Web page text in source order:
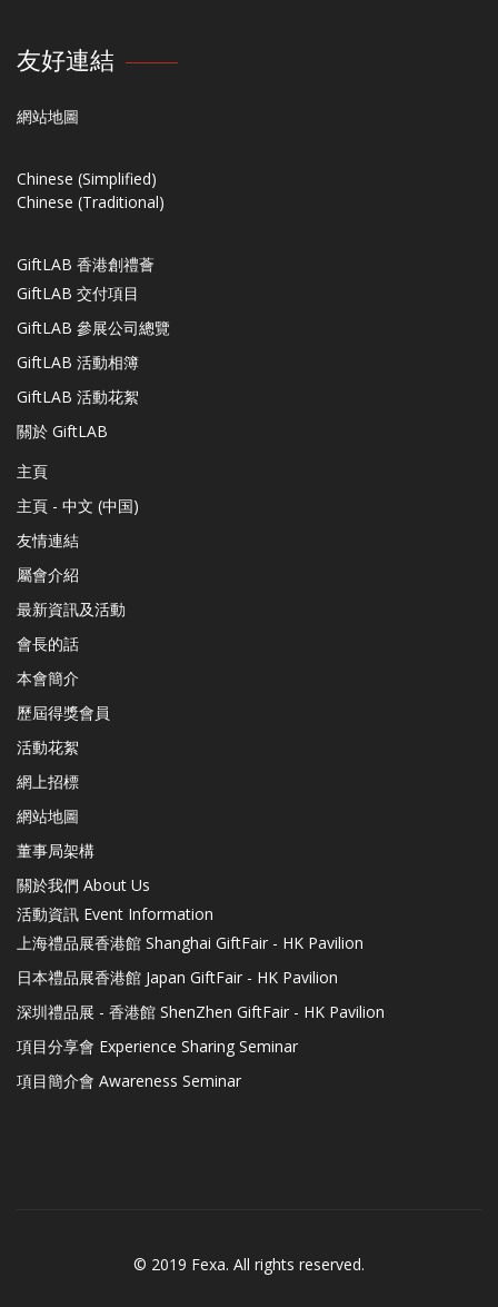
友好連結
網站地圖
Chinese (Simplified)
Chinese (Traditional)
GiftLAB 香港創禮薈
GiftLAB 交付項目
GiftLAB 參展公司總覽
GiftLAB 活動相簿
GiftLAB 活動花絮
關於 GiftLAB
主頁
主頁 - 中文 (中国)
友情連結
屬會介紹
最新資訊及活動
會長的話
本會簡介
歷屆得獎會員
活動花絮
網上招標
網站地圖
董事局架構
關於我們 About Us
活動資訊 Event Information
上海禮品展香港館 Shanghai GiftFair - HK Pavilion
日本禮品展香港館 Japan GiftFair - HK Pavilion
深圳禮品展 - 香港館 ShenZhen GiftFair - HK Pavilion
項目分享會 Experience Sharing Seminar
項目簡介會 Awareness Seminar
© 2019 Fexa. All rights reserved.